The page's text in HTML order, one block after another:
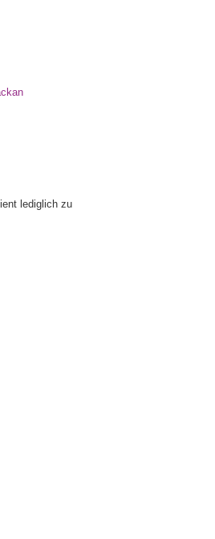
lediglich zu